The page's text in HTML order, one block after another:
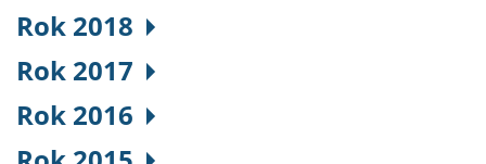
Rok 2018
Rok 2017
Rok 2016